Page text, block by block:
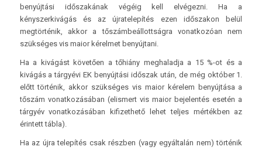
benyújtási időszakának végéig kell elvégezni. Ha a
kényszerkivágás és az újratelepítés ezen időszakon belül
megtörténik, akkor a tőszámbeállottságra vonatkozóan nem
szükséges vis maior kérelmet benyújtani.
Ha a kivágást követően a tőhiány meghaladja a 15 %-ot és a
kivágás a tárgyévi EK benyújtási időszak után, de még október 1.
előtt történik, akkor szükséges vis maior kérelem benyújtása a
tőszám vonatkozásában (elismert vis maior bejelentés esetén a
tárgyév vonatkozásában kifizethető lehet teljes mértékben az
érintett tábla).
Ha az újra telepítés csak részben (vagy egyáltalán nem) történik